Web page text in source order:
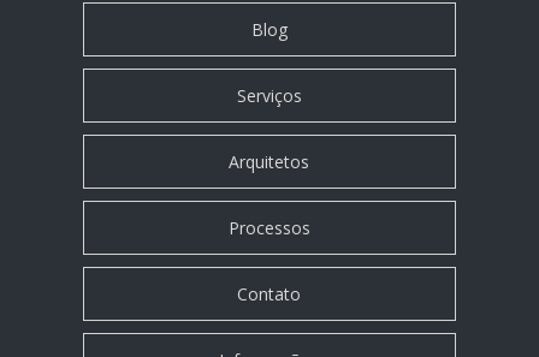
Blog
Serviços
Arquitetos
Processos
Contato